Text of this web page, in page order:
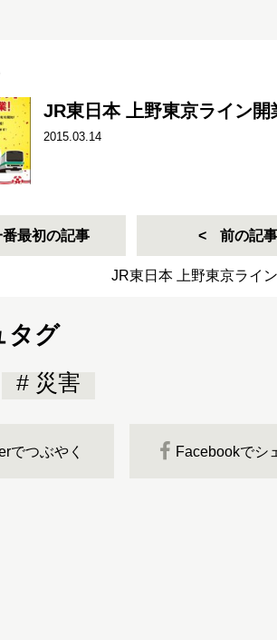
JR東日本 上野東京ライン
2015.03.14
番最初の記事 前の記事
JR東日本 上野東京ライ
タグ
災害
でつぶやく Facebookでシ